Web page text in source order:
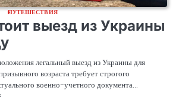
ПУТЕШЕСТВИЯ
выезд из Украины
легальный выезд из Украины для
возраста требует строгого
военно-учетного документа…